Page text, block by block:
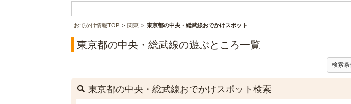
おでかけ情報TOP 関東 東京都の中央・総武線おでかけスポット
東京都の中央・総武線の遊ぶところ一覧
検索条
東京都の中央・総武線おでかけスポット検索